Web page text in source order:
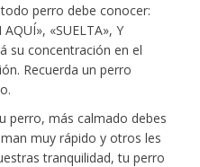
perro debe conocer:
«SUELTA», Y
su concentración en el
Recuerda un perro
perro, más calmado debes
muy rápido y otros les
tranquilidad, tu perro